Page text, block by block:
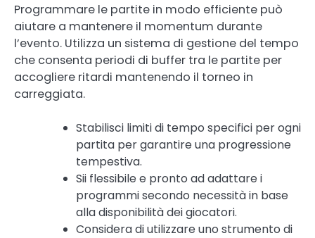
Programmare le partite in modo efficiente può
aiutare a mantenere il momentum durante
l’evento. Utilizza un sistema di gestione del tempo
che consenta periodi di buffer tra le partite per
accogliere ritardi mantenendo il torneo in
carreggiata.
Stabilisci limiti di tempo specifici per ogni
partita per garantire una progressione
tempestiva.
Sii flessibile e pronto ad adattare i
programmi secondo necessità in base
alla disponibilità dei giocatori.
Considera di utilizzare uno strumento di